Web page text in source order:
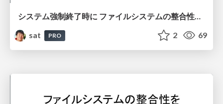
システム強制終了時に ファイルシステムの整合性を保つ ~ ジャーナリング編 ~
sat
PRO 2 69